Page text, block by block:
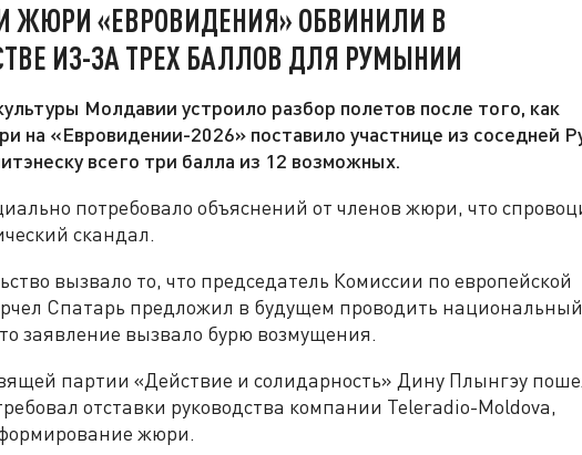
ЖЮРИ «ЕВРОВИДЕНИЯ» ОБВИНИЛИ В
ИЗ-ЗА ТРЕХ БАЛЛОВ ДЛЯ РУМЫНИИ
Молдавии устроило разбор полетов после того, как
на «Евровидении-2026» поставило участнице из соседней
всего три балла из 12 возможных.
потребовало объяснений от членов жюри, что
скандал.
вызвало то, что председатель Комиссии по европейской
Спатарь предложил в будущем проводить
заявление вызвало бурю возмущения.
партии «Действие и солидарность» Дину Плынгэу
отставки руководства компании Teleradio-Moldova,
жюри.